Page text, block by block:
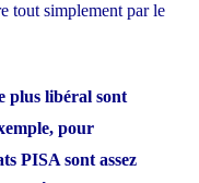
tout simplement par le
plus libéral sont
pour
PISA sont assez